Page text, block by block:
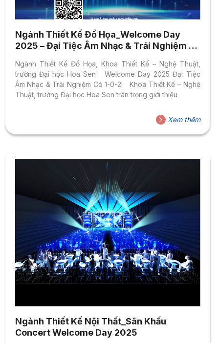
Ngành Thiết Kế Đồ Họa_Welcome Day
2025 – Đại Tiệc Âm Nhạc & Trải Nghiệm Có
Ngành Thiết Kế Đồ Họa, Khoa Thiết Kế – Nghệ Thuật,
trường Đại học Hoa Sen Welcome Day 2025 Đại Tiệc
Âm Nhạc & Trải Nghiệm Có 1-0-2! Khoa Thiết Kế – Nghệ
Thuật, trường Đại học Hoa Sen trân trọng giới thiệu
Xem thêm
Ngành Thiết Kế Nội Thất_Sân Khấu
Concert Welcome Day 2025